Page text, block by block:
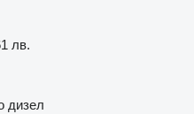
лв.
дизел